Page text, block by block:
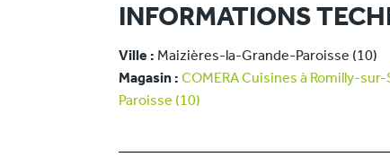
INFORMATIONS
Ville : Maizières-la-Grande-Paroisse (10)
Magasin : COMERA Cuisines à Romilly-
Paroisse (10)